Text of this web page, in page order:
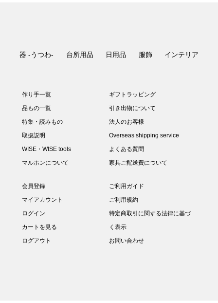
器 -うつわ- 台所用品 日用品 服飾 インテリア
作り手一覧
品もの一覧
特集・読みもの
取扱説明
WISE・WISE tools
マルホンについて
ギフトラッピング
引き出物について
法人のお客様
Overseas shipping service
よくある質問
家具ご配送費について
会員登録
マイアカウント
ログイン
カートを見る
ログアウト
ご利用ガイド
ご利用規約
特定商取引に関する法律に基づ
く表示
お問い合わせ